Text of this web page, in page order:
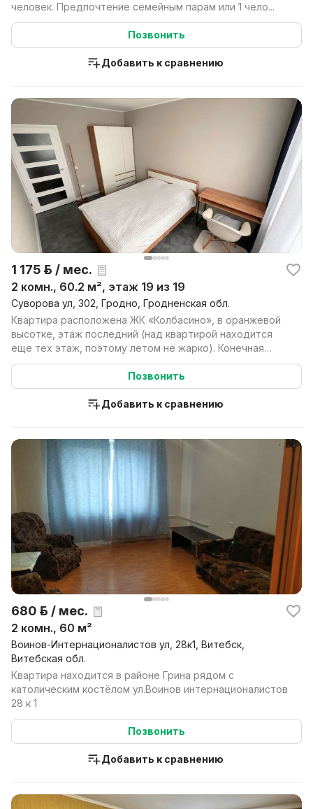
человек. Предпочтение семейным парам или 1 чело...
Позвонить
Добавить к сравнению
1 175 р. / мес.
2 комн., 60.2 м², этаж 19 из 19
Суворова ул, 302, Гродно, Гродненская обл.
Квартира расположена ЖК «Колбасино», в оранжевой
высотке, этаж последний (над квартирой находится
еще тех этаж, поэтому летом не жарко). Конечная
оста...
Позвонить
Добавить к сравнению
680 р. / мес.
2 комн., 60 м²
Воинов-Интернационалистов ул, 28к1, Витебск,
Витебская обл.
Квартира находится в районе Грина рядом с
католическим костёлом ул.Воинов интернационалистов
28 к 1
Позвонить
Добавить к сравнению